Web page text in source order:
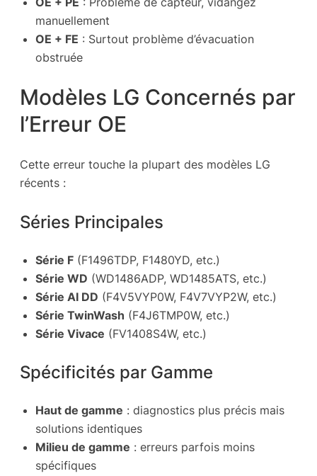
manuellement
OE + FE : Surtout problème d’évacuation
obstruée
Modèles LG Concernés par
l’Erreur OE
Cette erreur touche la plupart des modèles LG
récents :
Séries Principales
Série F (F1496TDP, F1480YD, etc.)
Série WD (WD1486ADP, WD1485ATS, etc.)
Série AI DD (F4V5VYP0W, F4V7VYP2W, etc.)
Série TwinWash (F4J6TMP0W, etc.)
Série Vivace (FV1408S4W, etc.)
Spécificités par Gamme
Haut de gamme : diagnostics plus précis mais
solutions identiques
Milieu de gamme : erreurs parfois moins
spécifiques